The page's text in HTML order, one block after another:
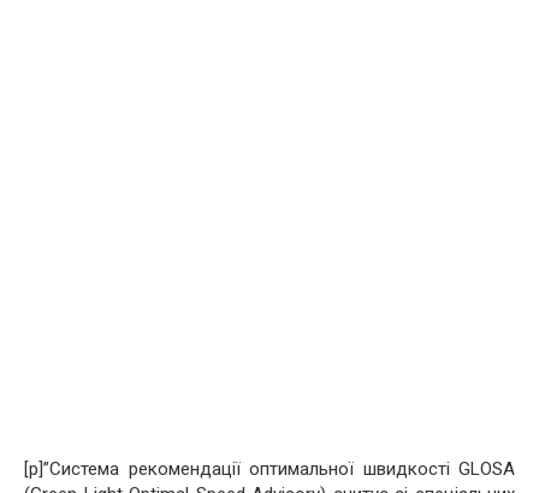
[p]”Система рекомендації оптимальної швидкості GLOSA